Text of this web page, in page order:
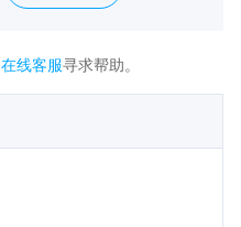
在线客服寻求帮助。